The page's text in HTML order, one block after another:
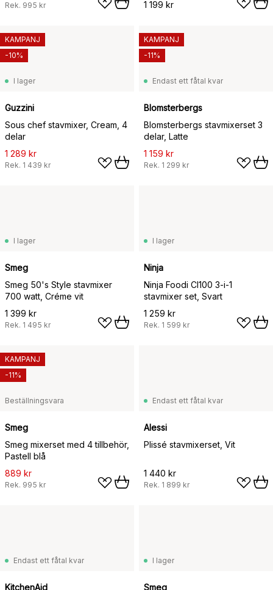
Rek. 995 kr 1 199 kr
I lager
Guzzini
Sous chef stavmixer, Cream, 4
delar
1 289 kr
Rek. 1 439 kr
KAMPANJ
-10%
Endast ett fåtal kvar
Blomsterbergs
Blomsterbergs stavmixerset 3
delar, Latte
1 159 kr
Rek. 1 299 kr
KAMPANJ
-11%
I lager
Smeg
Smeg 50's Style stavmixer
700 watt, Créme vit
1 399 kr
Rek. 1 495 kr
I lager
Ninja
Ninja Foodi CI100 3-i-1
stavmixer set, Svart
1 259 kr
Rek. 1 599 kr
Beställningsvara
Smeg
Smeg mixerset med 4 tillbehör,
Pastell blå
889 kr
Rek. 995 kr
KAMPANJ
-11%
Endast ett fåtal kvar
Alessi
Plissé stavmixerset, Vit
1 440 kr
Rek. 1 899 kr
Endast ett fåtal kvar
KitchenAid
I lager
Smeg